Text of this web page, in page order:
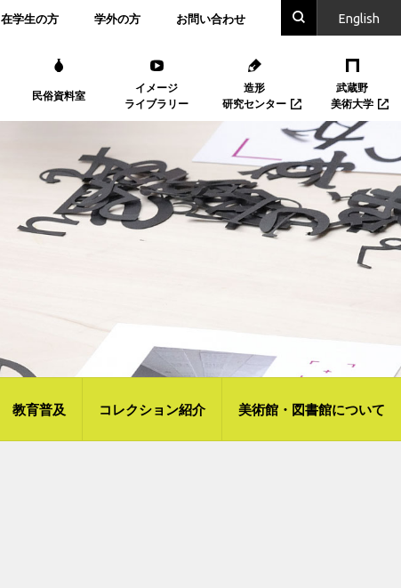
在学生の方 学外の方 お問い合わせ English
民俗資料室
イメージ
ライブラリー
造形
研究センター
武蔵野
美術大学
教育普及 コレクション紹介 美術館・図書館について